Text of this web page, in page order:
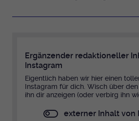
Ergänzender redaktioneller
Instagram
Eigentlich haben wir hier einen
Instagram für dich. Wisch über
ihn dir anzeigen (oder verbirg ihn
externer Inhalt von